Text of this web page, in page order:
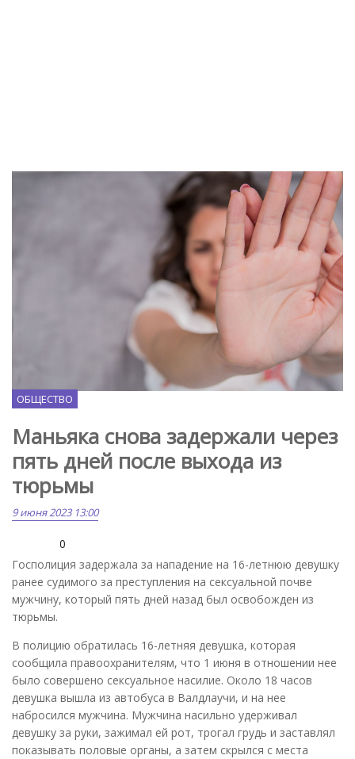
Freepik.com
ОБЩЕСТВО
Маньяка снова задержали через
пять дней после выхода из
тюрьмы
9 июня 2023 13:00
0
Госполиция задержала за нападение на 16-летнюю девушку
ранее судимого за преступления на сексуальной почве
мужчину, который пять дней назад был освобожден из
тюрьмы.
В полицию обратилась 16-летняя девушка, которая
сообщила правоохранителям, что 1 июня в отношении нее
было совершено сексуальное насилие. Около 18 часов
девушка вышла из автобуса в Валдлаучи, и на нее
набросился мужчина. Мужчина насильно удерживал
девушку за руки, зажимал ей рот, трогал грудь и заставлял
показывать половые органы, а затем скрылся с места